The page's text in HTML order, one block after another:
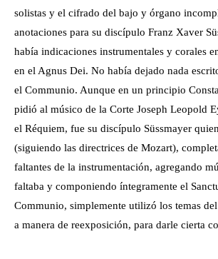
solistas y el cifrado del bajo y órgano
anotaciones para su discípulo Franz Xaver
había indicaciones instrumentales y corales
en el Agnus Dei. No había dejado nada
el Communio. Aunque en un principio
pidió al músico de la Corte Joseph Leopold
el Réquiem, fue su discípulo Süssmayer
(siguiendo las directrices de Mozart),
faltantes de la instrumentación, agregando
faltaba y componiendo íntegramente el
Communio, simplemente utilizó los temas
a manera de reexposición, para darle cierta